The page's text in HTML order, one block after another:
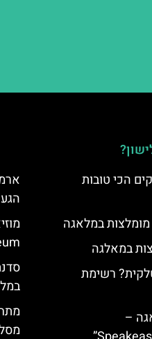
הכי טובות
במלאגה
במאלגה
רשימת
–